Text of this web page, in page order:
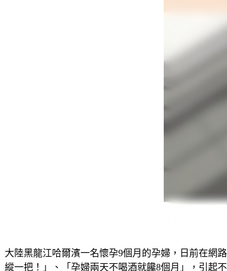
大陸黑龍江哈爾濱一名懷孕9個月的孕婦，日前在網
縱一把！」、「孕婦兩天不喝酒就饞8個月」，引起